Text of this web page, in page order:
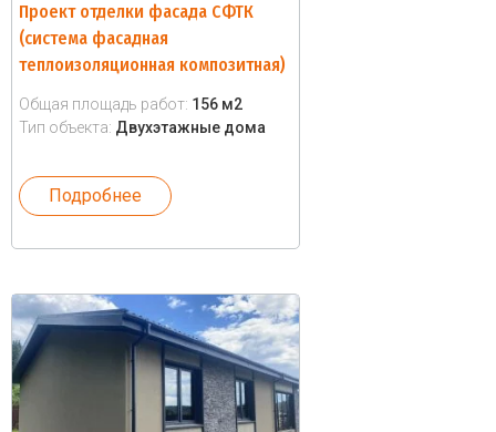
Проект отделки фасада СФТК
(система фасадная
теплоизоляционная композитная)
Общая площадь работ: 156 м2
Тип объекта: Двухэтажные дома
Подробнее